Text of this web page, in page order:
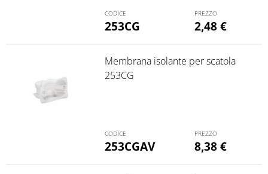
253CG 2,48€
253CGAV
Membrana isolante per scatola
253CG
8,38€